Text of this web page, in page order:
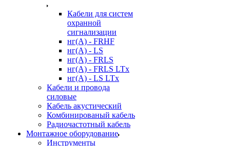
Кабели для систем
охранной
сигнализации
нг(A) - FRHF
нг(A) - LS
нг(А) - FRLS
нг(А) - FRLS LTx
нг(А) - LS LTx
Кабели и провода
силовые
Кабель акустический
Комбинированый кабель
Радиочастотный кабель
Монтажное оборудование
Инструменты